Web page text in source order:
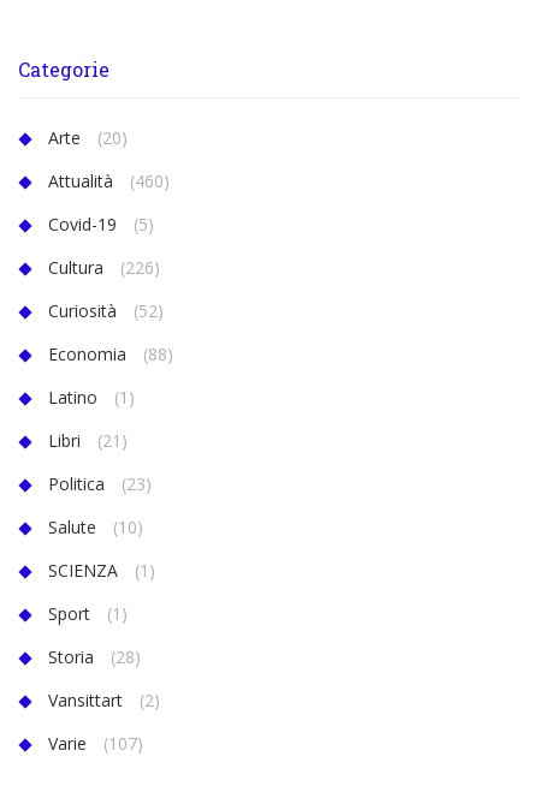
Categorie
Arte
(20)
Attualità
(460)
Covid-19
(5)
Cultura
(226)
Curiosità
(52)
Economia
(88)
Latino
(1)
Libri
(21)
Politica
(23)
Salute
(10)
SCIENZA
(1)
Sport
(1)
Storia
(28)
Vansittart
(2)
Varie
(107)